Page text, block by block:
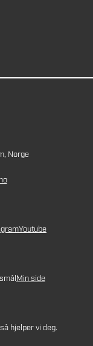
Norge
Youtube
Min side
hjelper vi deg.